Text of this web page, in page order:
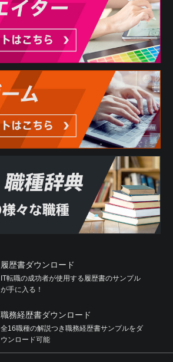
履歴書ダウンロード
IT転職の成功者が使用する履歴書のサンプル
が手に入る！
職務経歴書ダウンロード
全16職種の解説つき職務経歴書サンプルをダ
ウンロード可能